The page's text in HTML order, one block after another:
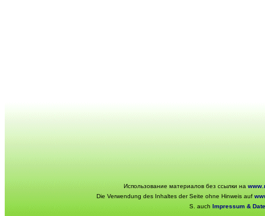
Использование материалов без ссылки на
Die Verwendung des Inhaltes der Seite ohne Hinweis auf
S. auch
Impressum &